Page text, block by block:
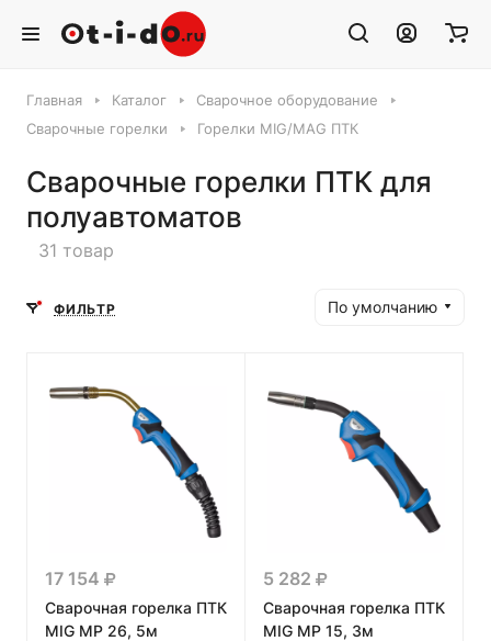
Главная Каталог
Сварочное оборудование
Сварочные горелки
Горелки MIG/MAG ПТК
Сварочные горелки ПТК для
полуавтоматов
31 товар
ФИЛЬТР По умолчанию
17 154
Сварочная горелка ПТК
MIG MP 26, 5м
5 282
Сварочная горелка ПТК
MIG MP 15, 3м